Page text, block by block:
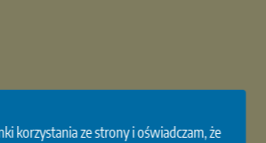
korzystania ze strony i oświadczam, że